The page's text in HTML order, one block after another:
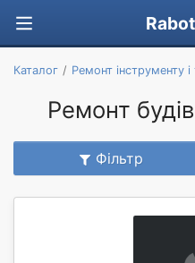
Каталог Ремонт інструменту і
Ремонт
Фільтр